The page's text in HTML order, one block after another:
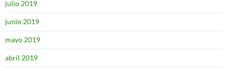
julio 2019
junio 2019
mayo 2019
abril 2019